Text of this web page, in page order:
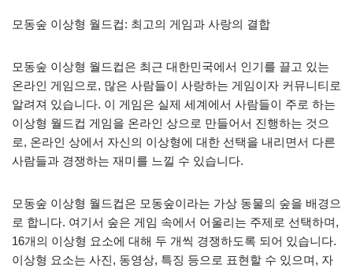
모동숲 이상형 월드컵: 최고의 게임과 사랑의 결합
모동숲 이상형 월드컵은 최근 대한민국에서 인기를 끌고 있는
온라인 게임으로, 많은 사람들이 사랑하는 게임이자 커뮤니티로
알려져 있습니다. 이 게임은 실제 세계에서 사람들이 주로 하는
이상형 월드컵 게임을 온라인 상으로 만들어서 진행하는 것으
로, 온라인 상에서 자신의 이상형에 대한 선택을 내리면서 다른
사람들과 경쟁하는 재미를 느낄 수 있습니다.
모동숲 이상형 월드컵은 모동숲이라는 가상 동물의 숲을 배경으
로 합니다. 여기서 숲은 게임 속에서 어울리는 주제로 선택하며,
16개의 이상형 요소에 대해 두 개씩 경쟁하도록 되어 있습니다.
이상형 요소는 사진, 동영상, 특징 등으로 표현할 수 있으며, 자